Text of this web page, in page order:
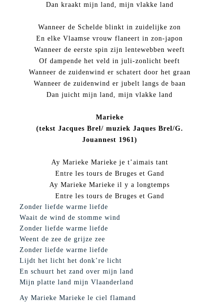
Dan kraakt mijn land, mijn vlakke land
Wanneer de Schelde blinkt in zuidelijke zon
En elke Vlaamse vrouw flaneert in zon-japon
Wanneer de eerste spin zijn lentewebben weeft
Of dampende het veld in juli-zonlicht beeft
Wanneer de zuidenwind er schatert door het graan
Wanneer de zuidenwind er jubelt langs de baan
Dan juicht mijn land, mijn vlakke land
Marieke
(tekst Jacques Brel/ muziek Jaques Brel/G.
Jouannest 1961)
Ay Marieke Marieke je t’aimais tant
Entre les tours de Bruges et Gand
Ay Marieke Marieke il y a longtemps
Entre les tours de Bruges et Gand
Zonder liefde warme liefde
Waait de wind de stomme wind
Zonder liefde warme liefde
Weent de zee de grijze zee
Zonder liefde warme liefde
Lijdt het licht het donk’re licht
En schuurt het zand over mijn land
Mijn platte land mijn Vlaanderland
Ay Marieke Marieke le ciel flamand